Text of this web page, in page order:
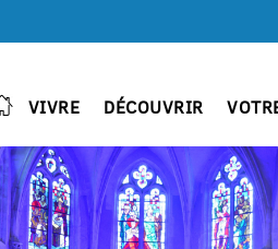
VIVRE DÉCOUVRIR